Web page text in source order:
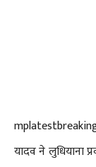
mplatestbreaking
यादव ने लुधियाना